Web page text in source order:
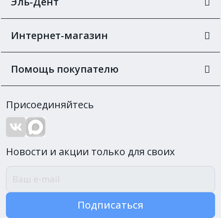
Интернет-магазин
Помощь покупателю
Присоединяйтесь
Новости и акции только для своих
Подписаться